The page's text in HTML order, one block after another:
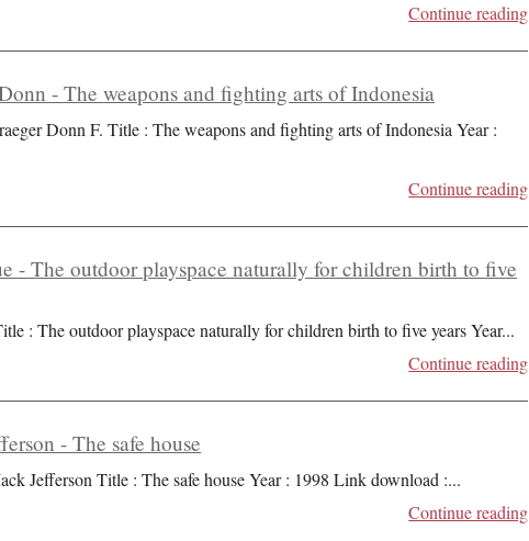
Continue reading
- The weapons and fighting arts of Indonesia
Donn F. Title : The weapons and fighting arts of Indonesia Year :
Continue reading
- The outdoor playspace naturally for children birth to five
: The outdoor playspace naturally for children birth to five years Year...
Continue reading
- The safe house
Jefferson Title : The safe house Year : 1998 Link download :...
Continue reading